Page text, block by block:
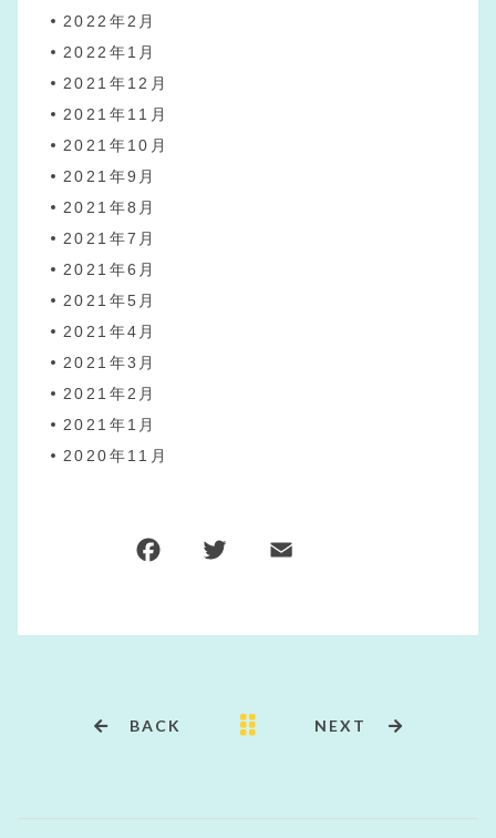
2022年2月
2022年1月
2021年12月
2021年11月
2021年10月
2021年9月
2021年8月
2021年7月
2021年6月
2021年5月
2021年4月
2021年3月
2021年2月
2021年1月
2020年11月
o
BACK NEXT